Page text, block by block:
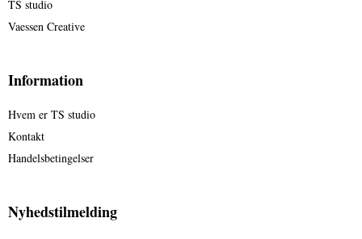
TS studio
Vaessen Creative
Information
Hvem er TS studio
Kontakt
Handelsbetingelser
Nyhedstilmelding